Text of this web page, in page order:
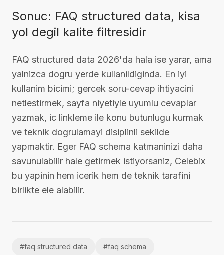
Sonuc: FAQ structured data, kisa
yol degil kalite filtresidir
FAQ structured data 2026'da hala ise yarar, ama
yalnizca dogru yerde kullanildiginda. En iyi
kullanim bicimi; gercek soru-cevap ihtiyacini
netlestirmek, sayfa niyetiyle uyumlu cevaplar
yazmak, ic linkleme ile konu butunlugu kurmak
ve teknik dogrulamayi disiplinli sekilde
yapmaktir. Eger FAQ schema katmaninizi daha
savunulabilir hale getirmek istiyorsaniz, Celebix
bu yapinin hem icerik hem de teknik tarafini
birlikte ele alabilir.
#faq structured data #faq schema